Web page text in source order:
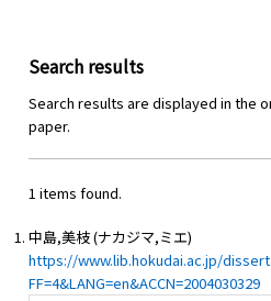
Search results
Search results are displayed in the
paper.
1 items found.
中島,美枝 (ナカジマ,ミエ)
https://www.lib.hokudai.ac.jp/
FF=4&LANG=en&ACCN=2004030329